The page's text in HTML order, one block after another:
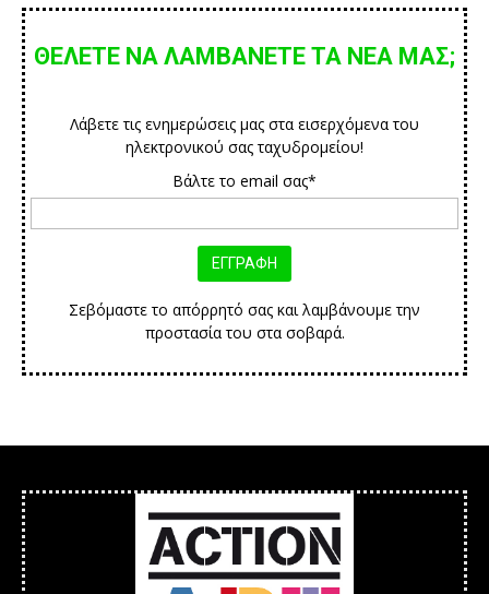
ΘΕΛΕΤΕ ΝΑ ΛΑΜΒΑΝΕΤΕ ΤΑ ΝΕΑ ΜΑΣ;
Λάβετε τις ενημερώσεις μας στα εισερχόμενα του
ηλεκτρονικού σας ταχυδρομείου!
Βάλτε το email σας*
Σεβόμαστε το απόρρητό σας και λαμβάνουμε την
προστασία του στα σοβαρά.